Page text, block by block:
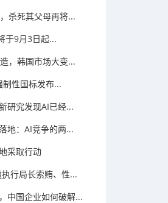
杀死其父母再将...
于9月3日起...
，韩国市场大变...
性国标发布...
研究发现AI已经...
地：AI竞争的两...
采取行动
行局长索贿、性...
中国企业如何破解...